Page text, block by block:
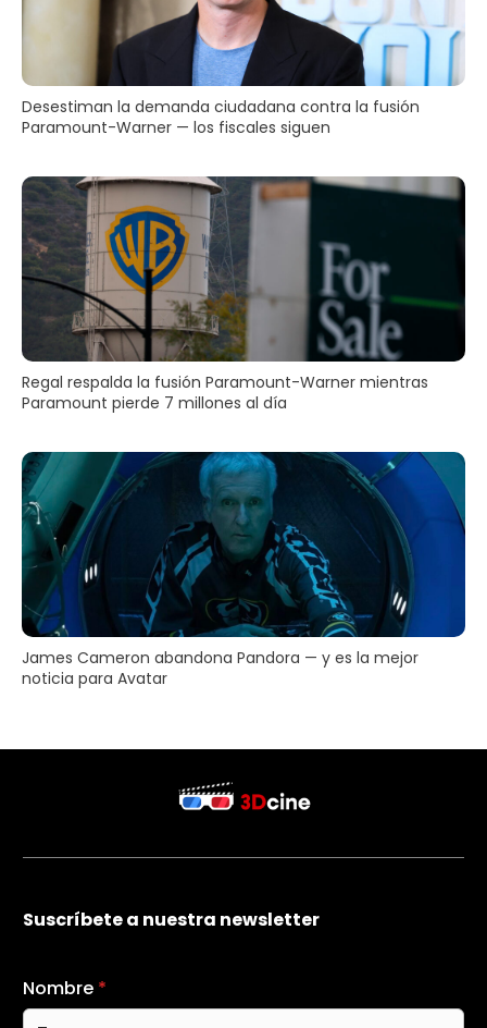
Desestiman la demanda ciudadana contra la fusión
Paramount-Warner — los fiscales siguen
Regal respalda la fusión Paramount-Warner mientras
Paramount pierde 7 millones al día
James Cameron abandona Pandora — y es la mejor
noticia para Avatar
Suscríbete a nuestra newsletter
Nombre *